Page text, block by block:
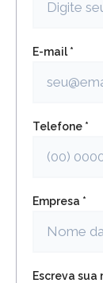
E-mail *
Telefone *
Empresa *
Escreva sua